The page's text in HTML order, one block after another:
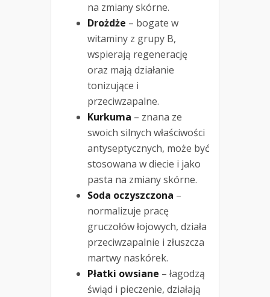
na zmiany skórne.
Drożdże – bogate w
witaminy z grupy B,
wspierają regenerację
oraz mają działanie
tonizujące i
przeciwzapalne.
Kurkuma – znana ze
swoich silnych właściwości
antyseptycznych, może być
stosowana w diecie i jako
pasta na zmiany skórne.
Soda oczyszczona –
normalizuje pracę
gruczołów łojowych, działa
przeciwzapalnie i złuszcza
martwy naskórek.
Płatki owsiane – łagodzą
świąd i pieczenie, działają